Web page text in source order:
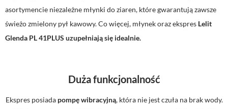
asortymencie niezależne młynki do ziaren, które gwarantują zawsze
świeżo zmielony pył kawowy. Co więcej, młynek oraz ekspres Lelit
Glenda PL 41PLUS uzupełniają się idealnie.
Duża funkcjonalność
Ekspres posiada pompę wibracyjną, która nie jest czuła na brak wody.